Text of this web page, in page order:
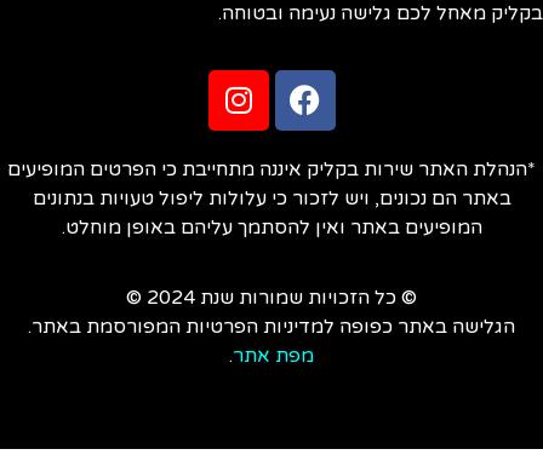
מאחל לכם גלישה נעימה ובטוחה.
האתר שירות בקליק איננה מתחייבת כי הפרטים המופיעים
באתר הם נכונים, ויש לזכור כי עלולות ליפול טעויות בנתונים
המופיעים באתר ואין להסתמך עליהם באופן מוחלט.
© כל הזכויות שמורות שנת 2024 ©
הגלישה באתר כפופה למדיניות הפרטיות המפורסמת באתר.
מפת אתר.